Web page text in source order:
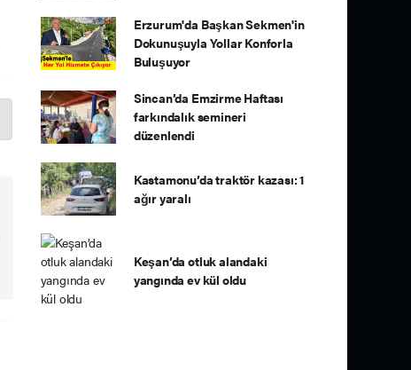
Erzurum'da Başkan Sekmen'in
Dokunuşuyla Yollar Konforla
Buluşuyor
Sincan’da Emzirme Haftası
farkındalık semineri
düzenlendi
Kastamonu’da traktör kazası: 1
ağır yaralı
Keşan’da otluk alandaki
yangında ev kül oldu